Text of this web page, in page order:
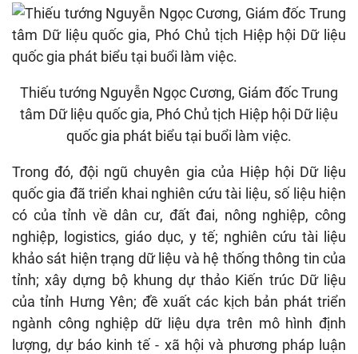
Thiếu tướng Nguyễn Ngọc Cương, Giám đốc Trung
tâm Dữ liệu quốc gia, Phó Chủ tịch Hiệp hội Dữ liệu
quốc gia phát biểu tại buổi làm việc.
Trong đó, đội ngũ chuyên gia của Hiệp hội Dữ liệu
quốc gia đã triển khai nghiên cứu tài liệu, số liệu hiện
có của tỉnh về dân cư, đất đai, nông nghiệp, công
nghiệp, logistics, giáo dục, y tế; nghiên cứu tài liệu
khảo sát hiện trạng dữ liệu và hệ thống thông tin của
tỉnh; xây dựng bộ khung dự thảo Kiến trúc Dữ liệu
của tỉnh Hưng Yên; đề xuất các kịch bản phát triển
ngành công nghiệp dữ liệu dựa trên mô hình định
lượng, dự báo kinh tế - xã hội và phương pháp luận